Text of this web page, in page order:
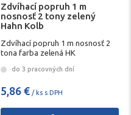
Zdvíhací popruh 1 m
nosnosť 2 tony zelený
Hahn Kolb
Zdvíhací popruh 1 m nosnosť 2
tona farba zelená HK
do 3 pracovných dní
5,86 € / ks s DPH